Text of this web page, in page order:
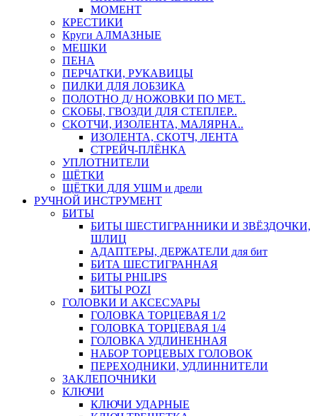
МОМЕНТ
КРЕСТИКИ
Круги АЛМАЗНЫЕ
МЕШКИ
ПЕНА
ПЕРЧАТКИ, РУКАВИЦЫ
ПИЛКИ ДЛЯ ЛОБЗИКА
ПОЛОТНО Д/ НОЖОВКИ ПО МЕТ..
СКОБЫ, ГВОЗДИ ДЛЯ СТЕПЛЕР..
СКОТЧИ, ИЗОЛЕНТА, МАЛЯРНА..
ИЗОЛЕНТА, СКОТЧ, ЛЕНТА
СТРЕЙЧ-ПЛЁНКА
УПЛОТНИТЕЛИ
ЩЁТКИ
ЩЁТКИ ДЛЯ УШМ и дрели
РУЧНОЙ ИНСТРУМЕНТ
БИТЫ
БИТЫ ШЕСТИГРАННИКИ И ЗВЁЗДОЧКИ,
ШЛИЦ
АДАПТЕРЫ, ДЕРЖАТЕЛИ для бит
БИТА ШЕСТИГРАННАЯ
БИТЫ PHILIPS
БИТЫ POZI
ГОЛОВКИ И АКСЕСУАРЫ
ГОЛОВКА ТОРЦЕВАЯ 1/2
ГОЛОВКА ТОРЦЕВАЯ 1/4
ГОЛОВКА УДЛИНЕННАЯ
НАБОР ТОРЦЕВЫХ ГОЛОВОК
ПЕРЕХОДНИКИ, УДЛИННИТЕЛИ
ЗАКЛЕПОЧНИКИ
КЛЮЧИ
КЛЮЧИ УДАРНЫЕ